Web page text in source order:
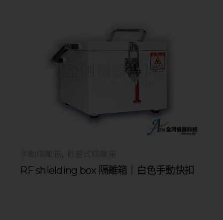
RF shielding box 隔離箱｜白色手動快扣